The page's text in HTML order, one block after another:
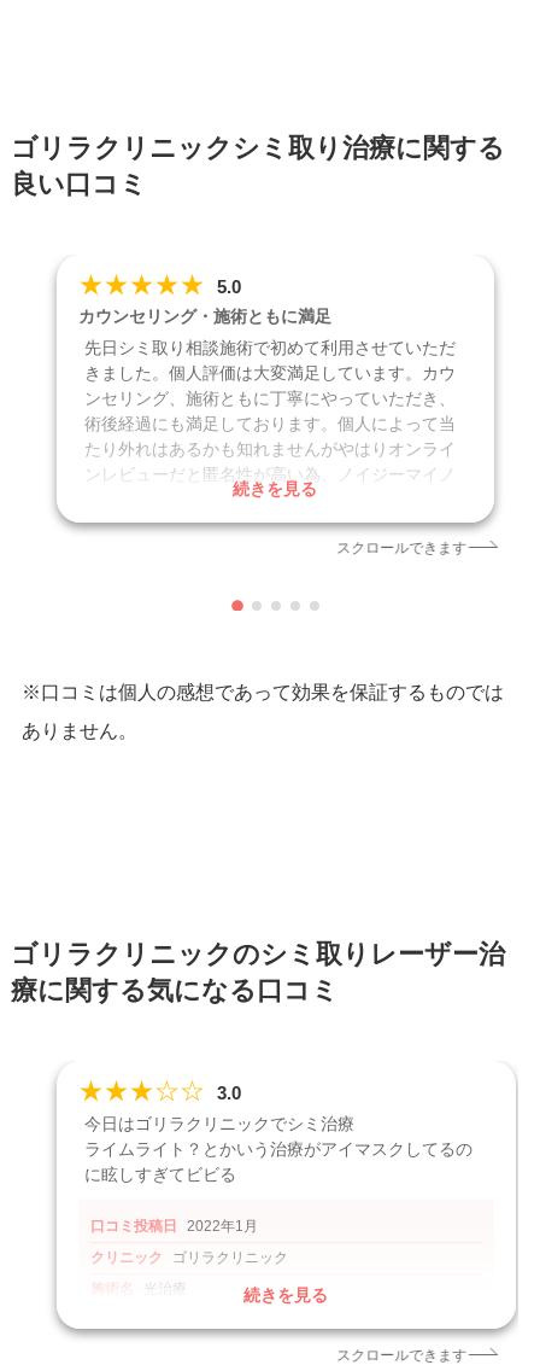
ゴリラクリニックシミ取り治療に関する
良い口コミ
★★★★★ 5.0
カウンセリング・施術ともに満足
先日シミ取り相談施術で初めて利用させていただ
きました。個人評価は大変満足しています。カウ
ンセリング、施術ともに丁寧にやっていただき、
術後経過にも満足しております。個人によって当
たり外れはあるかも知れませんがやはりオンライ
ンレビューだと匿名性が高い為、ノイジーマイノ
リティに傾倒しやすいのではと感じます。実際行
ってみて自分で判断するのが良いかと思います。
また相談あれば利用させていただきたいです。
2024年1月
引用元 https://share.google/dC1PTUGvZX2ohsgWT
続きを見る
スクロールできます
※口コミは個人の感想であって効果を保証するものでは
ありません。
ゴリラクリニックのシミ取りレーザー治
療に関する気になる口コミ
★★★☆☆ 3.0
今日はゴリラクリニックでシミ治療
ライムライト？とかいう治療がアイマスクしてるの
に眩しすぎてビビる
口コミ投稿日
2022年1月
クリニック
ゴリラクリニック
施術名
光治療
続きを見る
スクロールできます